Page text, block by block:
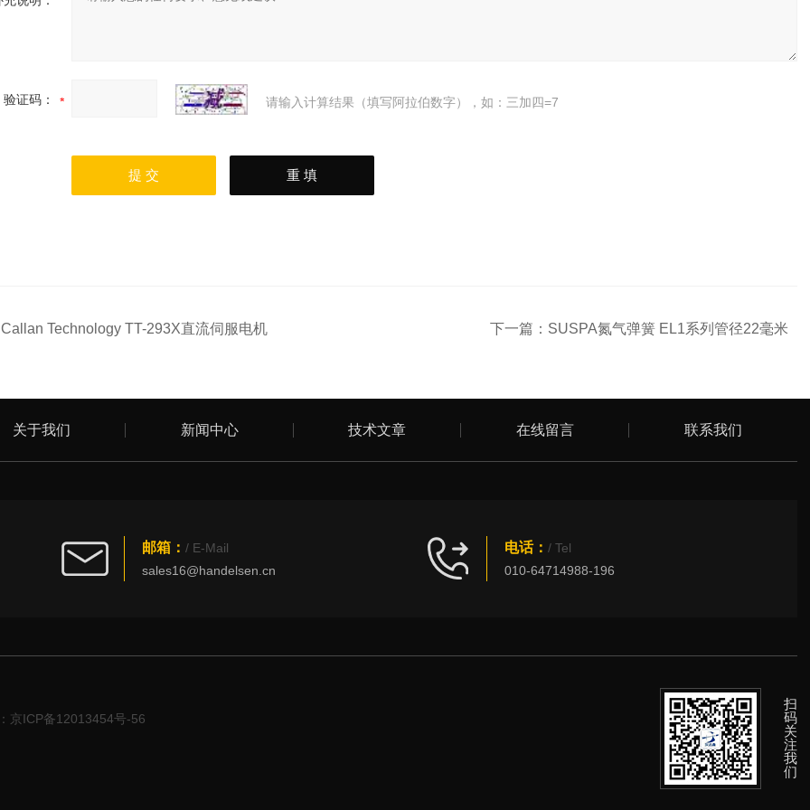
验证码： 请输入计算结果（填写阿拉伯数字），如：三加四=7
Callan Technology TT-293X直流伺服电机 下一篇： SUSPA氮气弹簧 EL1系列管径22毫米
关于我们 新闻中心 技术文章 在线留言 联系我们
邮箱： / E-Mail
sales16@handelsen.cn
电话： / Tel
010-64714988-196
京ICP备12013454号-56
扫
码
关
注
我
们